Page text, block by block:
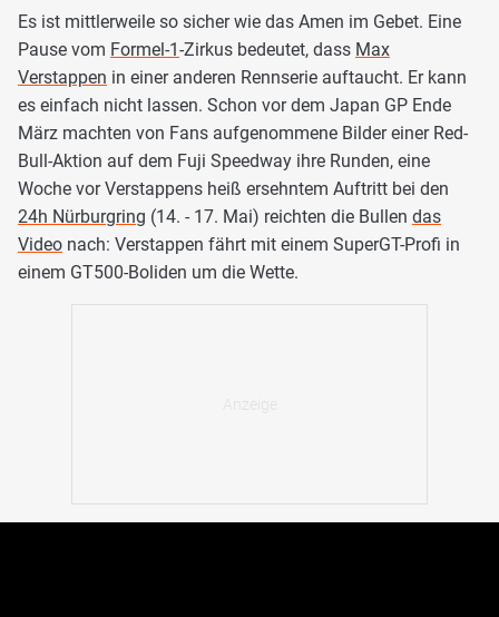
Es ist mittlerweile so sicher wie das Amen im Gebet. Eine
Pause vom Formel-1-Zirkus bedeutet, dass Max
Verstappen in einer anderen Rennserie auftaucht. Er kann
es einfach nicht lassen. Schon vor dem Japan GP Ende
März machten von Fans aufgenommene Bilder einer Red-
Bull-Aktion auf dem Fuji Speedway ihre Runden, eine
Woche vor Verstappens heiß ersehntem Auftritt bei den
24h Nürburgring (14. - 17. Mai) reichten die Bullen das
Video nach: Verstappen fährt mit einem SuperGT-Profi in
einem GT500-Boliden um die Wette.